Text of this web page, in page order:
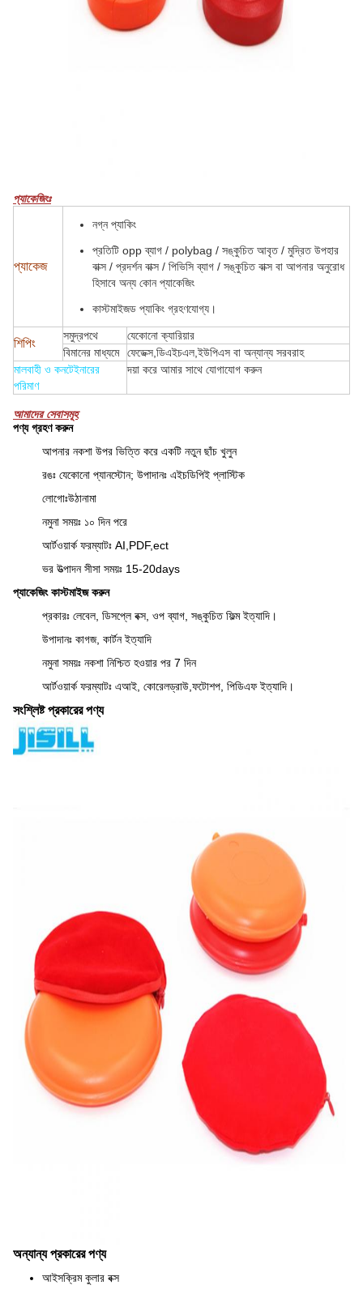
প্যাকেজিংঃ
প্যাকেজ
নগ্ন প্যাকিং
প্রতিটি opp ব্যাগ / polybag / সঙ্কুচিত আবৃত / মুদ্রিত উপহার
বাক্স / প্রদর্শন বাক্স / পিভিসি ব্যাগ / সঙ্কুচিত বাক্স বা আপনার অনুরোধ
হিসাবে অন্য কোন প্যাকেজিং
কাস্টমাইজড প্যাকিং গ্রহণযোগ্য।
শিপিং
সমুদ্রপথে
যেকোনো ক্যারিয়ার
বিমানের মাধ্যমে
ফেডেক্স,ডিএইচএল,ইউপিএস বা অন্যান্য সরবরাহ
মালবাহী ও কনটেইনারের
পরিমাণ
দয়া করে আমার সাথে যোগাযোগ করুন
আমাদের সেবাসমূহ
পণ্য গ্রহণ করুন
আপনার নকশা উপর ভিত্তি করে একটি নতুন ছাঁচ খুলুন
রঙঃ যেকোনো প্যানস্টোন; উপাদানঃ এইচডিপিই প্লাস্টিক
লোগোঃউঠানামা
নমুনা সময়ঃ ১০ দিন পরে
আর্টওয়ার্ক ফরম্যাটঃ AI,PDF,ect
ভর উত্পাদন সীসা সময়ঃ 15-20days
প্যাকেজিং কাস্টমাইজ করুন
প্রকারঃ লেবেল, ডিসপ্লে বক্স, ওপ ব্যাগ, সঙ্কুচিত ফিল্ম ইত্যাদি।
উপাদানঃ কাগজ, কার্টন ইত্যাদি
নমুনা সময়ঃ নকশা নিশ্চিত হওয়ার পর 7 দিন
আর্টওয়ার্ক ফরম্যাটঃ এআই, কোরেলড্রাউ,ফটোশপ, পিডিএফ ইত্যাদি।
সংশ্লিষ্ট প্রকারের পণ্য
অন্যান্য প্রকারের পণ্য
আইসক্রিম কুলার বক্স